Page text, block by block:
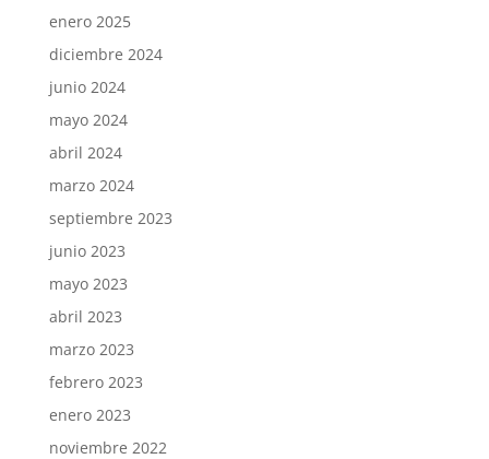
enero 2025
diciembre 2024
junio 2024
mayo 2024
abril 2024
marzo 2024
septiembre 2023
junio 2023
mayo 2023
abril 2023
marzo 2023
febrero 2023
enero 2023
noviembre 2022